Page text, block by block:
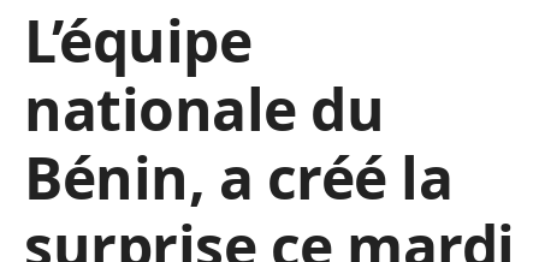
L’équipe
nationale du
Bénin, a créé la
surprise ce mardi